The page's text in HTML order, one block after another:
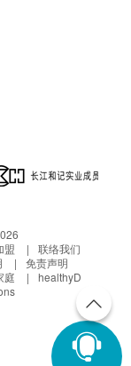
盟
联络我们
免责声明
庭
healthyD